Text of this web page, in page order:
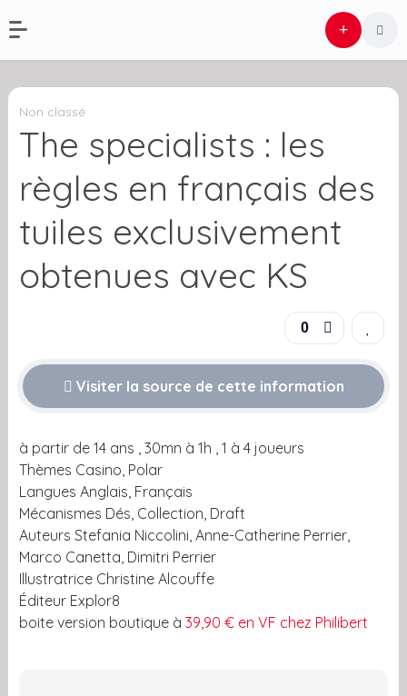
Non classé
The specialists : les
règles en français des
tuiles exclusivement
obtenues avec KS
0
Visiter la source de cette information
à partir de 14 ans , 30mn à 1h , 1 à 4 joueurs
Thèmes Casino, Polar
Langues Anglais, Français
Mécanismes Dés, Collection, Draft
Auteurs Stefania Niccolini, Anne-Catherine Perrier,
Marco Canetta, Dimitri Perrier
Illustratrice Christine Alcouffe
Éditeur Explor8
boite version boutique à 39,90 € en VF chez Philibert